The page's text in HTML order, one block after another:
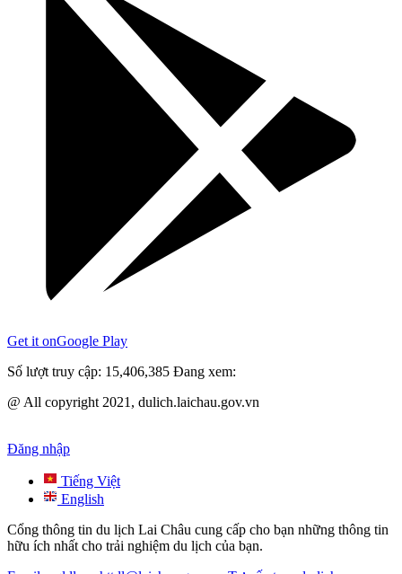
Get it onGoogle Play
Số lượt truy cập: 15,406,385 Đang xem:
@ All copyright 2021, dulich.laichau.gov.vn
Đăng nhập
Tiếng Việt
English
Cổng thông tin du lịch Lai Châu cung cấp cho bạn những thông tin
hữu ích nhất cho trải nghiệm du lịch của bạn.